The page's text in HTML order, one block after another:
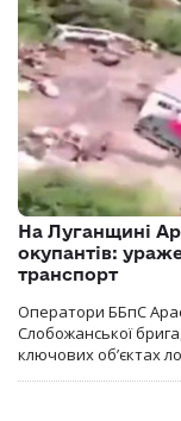
На Луганщині
окупантів:
транспорт
Оператори ББпС
Слобожанської
ключових об’єктах